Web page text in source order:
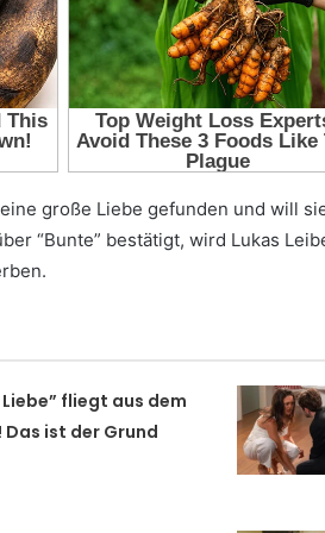
große Liebe gefunden und will
“Bunte” bestätigt, wird Lukas
fliegt aus dem
ist der Grund